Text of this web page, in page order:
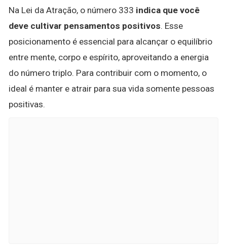
Na Lei da Atração, o número 333 indica que você
deve cultivar pensamentos positivos. Esse
posicionamento é essencial para alcançar o equilíbrio
entre mente, corpo e espírito, aproveitando a energia
do número triplo. Para contribuir com o momento, o
ideal é manter e atrair para sua vida somente pessoas
positivas.